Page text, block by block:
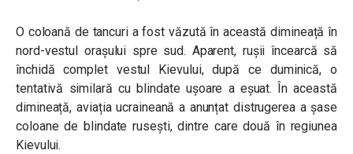
O coloană de tancuri a fost văzută în această dimineață în
nord-vestul orașului spre sud. Aparent, rușii încearcă să
închidă complet vestul Kievului, după ce duminică, o
tentativă similară cu blindate ușoare a eșuat. În această
dimineață, aviația ucraineană a anunțat distrugerea a șase
coloane de blindate rusești, dintre care două în regiunea
Kievului.